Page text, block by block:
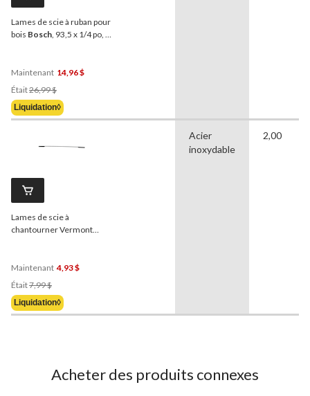
Lames de scie à ruban pour
bois Bosch, 93,5 x 1/4 po, 6
Maintenant 14,96 $
Était26,99 $
Était
26,99 $
Liquidation◊
Lames de scie à
chantourner Vermont
Maintenant 4,93 $
Était7,99 $
Était
7,99 $
Liquidation◊
Acier
inoxydable
2,00
Acheter des produits connexes